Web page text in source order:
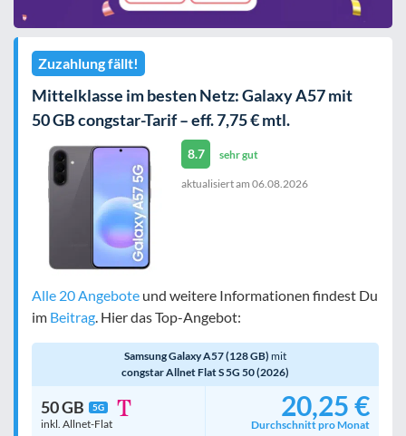
Zuzahlung fällt!
Mittelklasse im besten Netz: Galaxy A57 mit
50 GB congstar-Tarif – eff. 7,75 € mtl.
8.7 sehr gut
aktualisiert am 06.08.2026
Alle 20 Angebote und weitere Informationen findest Du
im Beitrag . Hier das Top-Angebot:
Samsung Galaxy A57 (128 GB) mit
congstar Allnet Flat S 5G 50 (2026)
50 GB 5G
inkl. Allnet-Flat
20,25 €
Durchschnitt pro Monat